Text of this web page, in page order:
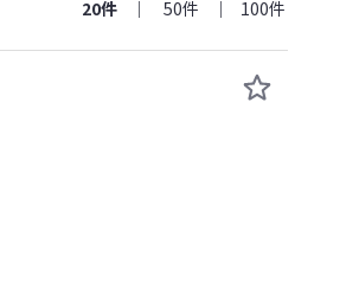
20件 50件 100件